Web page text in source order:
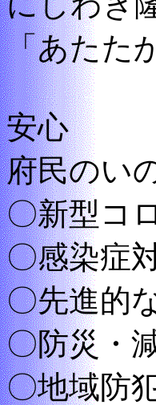
「あたた
安心
府民のい
〇新型コ
〇感染症
〇先進的
〇防災・
〇地域防